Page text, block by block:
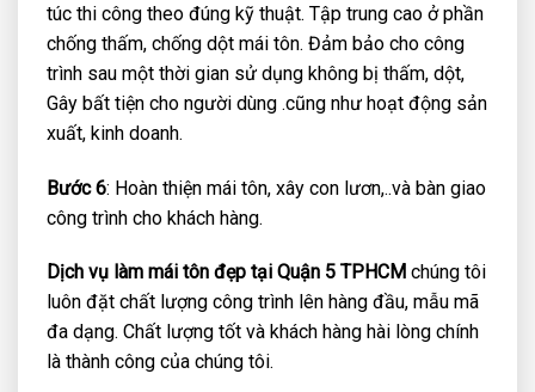
túc thi công theo đúng kỹ thuật. Tập trung cao ở phần
chống thấm, chống dột mái tôn. Đảm bảo cho công
trình sau một thời gian sử dụng không bị thấm, dột,
Gây bất tiện cho người dùng .cũng như hoạt động sản
xuất, kinh doanh.
Bước 6: Hoàn thiện mái tôn, xây con lươn,..và bàn giao
công trình cho khách hàng.
Dịch vụ làm mái tôn đẹp tại Quận 5 TPHCM chúng tôi
luôn đặt chất lượng công trình lên hàng đầu, mẫu mã
đa dạng. Chất lượng tốt và khách hàng hài lòng chính
là thành công của chúng tôi.